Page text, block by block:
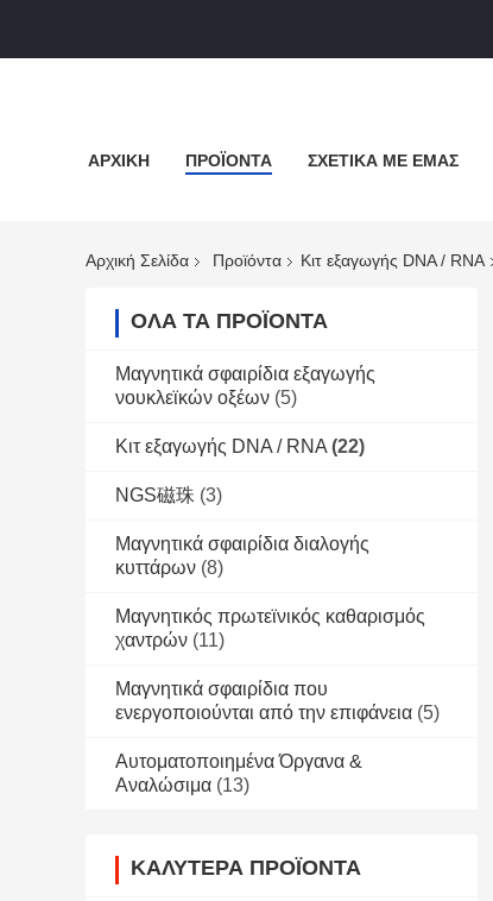
ΑΡΧΙΚΉ ΠΡΟΪΌΝΤΑ ΣΧΕΤΙΚΆ ΜΕ ΕΜΆΣ
Αρχική Σελίδα Προϊόντα Κιτ εξαγωγής DNA / RNA
ΌΛΑ ΤΑ ΠΡΟΪΌΝΤΑ
Μαγνητικά σφαιρίδια εξαγωγής
νουκλεϊκών οξέων (5)
Κιτ εξαγωγής DNA / RNA (22)
NGS磁珠 (3)
Μαγνητικά σφαιρίδια διαλογής
κυττάρων (8)
Μαγνητικός πρωτεϊνικός καθαρισμός
χαντρών (11)
Μαγνητικά σφαιρίδια που
ενεργοποιούνται από την επιφάνεια (5)
Αυτοματοποιημένα Όργανα &
Αναλώσιμα (13)
ΚΑΛΎΤΕΡΑ ΠΡΟΪΌΝΤΑ